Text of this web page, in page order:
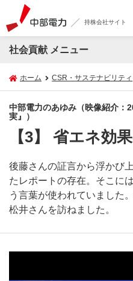
持株会社サイト
社会貢献 メニュー
ホーム CSR・サステナビリティ
中部電力のあゆみ（映像紹介：
実』）
【3】 省エネ効
後藤さんの証言から浮かび
たレポートの存在。そこに
う言葉が使われていました
松井さんを訪ねました。